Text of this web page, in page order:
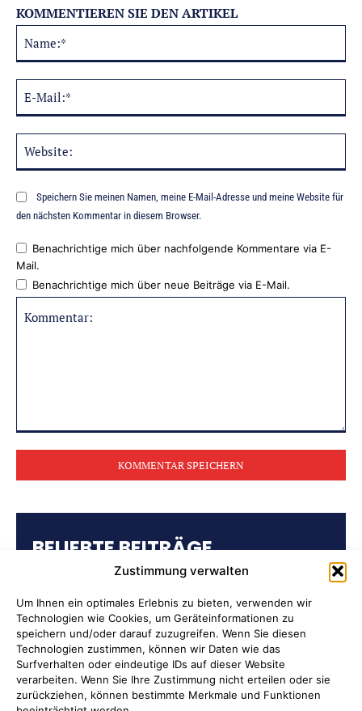
Zustimmung verwalten
Um Ihnen ein optimales Erlebnis zu bieten, verwenden wir
Technologien wie Cookies, um Geräteinformationen zu
speichern und/oder darauf zuzugreifen. Wenn Sie diesen
Technologien zustimmen, können wir Daten wie das
Surfverhalten oder eindeutige IDs auf dieser Website
verarbeiten. Wenn Sie Ihre Zustimmung nicht erteilen oder sie
zurückziehen, können bestimmte Merkmale und Funktionen
KOMMENTIEREN SIE DEN ARTIKEL
Speichern Sie meinen Namen, meine E-Mail-Adresse und meine Website für
den nächsten Kommentar in diesem Browser.
Benachrichtige mich über nachfolgende Kommentare via E-
Mail.
Benachrichtige mich über neue Beiträge via E-Mail.
BELIEBTE BEITRÄGE
Kulturring Attendorn präsentiert
Kultursaison 2026/2027
„Oli radelt“… am 10. August nach
Attendorn
Kulturbüro Attendorn: